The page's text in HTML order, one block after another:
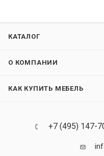
КАТАЛОГ
О КОМПАНИИ
КАК КУПИТЬ МЕБЕЛЬ
+7 (495) 147-